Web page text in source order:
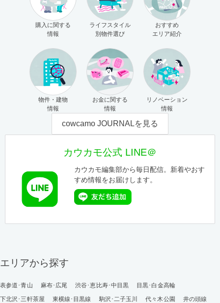
購入に関する
情報
ライフスタイル
別物件選び
おすすめ
エリア紹介
物件・建物
情報
お金に関する
情報
リノベーション
情報
cowcamo JOURNALを見る
カウカモ公式 LINE＠
カウカモ編集部から毎日配信。新着やおす
すめ情報をお届けします。
エリアから探す
表参道･青山 麻布･広尾 渋谷･恵比寿･中目黒
目黒･白金高輪
下北沢･三軒茶屋
東横線･目黒線 駒沢･二子玉川 代々木公園
井の頭線